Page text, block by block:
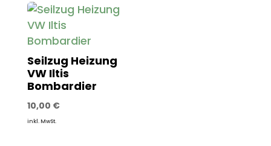
Seilzug Heizung
VW Iltis
Bombardier
10,00 €
inkl. MwSt.